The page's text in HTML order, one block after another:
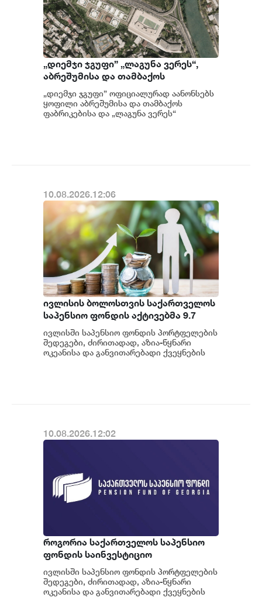
„დიემჯი ჯგუფი” „ლაგუნა ვერეს“,
აბრეშუმისა და თამბაქოს
ფაბრიკების ტერიტორიის
განვითარების ახალ ეტაპს იწყებს
„დიემჯი ჯგუფი” ოფიციალურად აანონსებს
ყოფილი აბრეშუმისა და თამბაქოს
ფაბრიკებისა და „ლაგუნა ვერეს“
10.08.2026.12:06
ივლისის ბოლოსთვის საქართველოს
საპენსიო ფონდის აქტივებმა 9.7
მილიარდ ლარს მიაღწია -
სტატისტიკა
ივლისში საპენსიო ფონდის პორტფელების
შედეგები, ძირითადად, აზია-წყნარი
ოკეანისა და განვითარებადი ქვეყნების
10.08.2026.12:02
როგორია საქართველოს საპენსიო
ფონდის საინვესტიციო
პორტფელების 2026 წლის ივლისის
თვის შედეგები
ივლისში საპენსიო ფონდის პორტფელების
შედეგები, ძირითადად, აზია-წყნარი
ოკეანისა და განვითარებადი ქვეყნების